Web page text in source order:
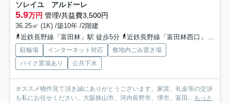
ソレイユ アルドーレ
5.9万円 管理/共益費3,500円
36.25㎡ (1K) /築10年 /2階建
近鉄長野線「富田林」駅 徒歩5分
近鉄長野線「富田林西口」駅 徒歩9分
駐輪場 インターネット対応
敷地内ごみ置き場
バイク置場あり
公共下水
オススメ物件見て頂き誠にありがとうございます。家賃、礼金等の交渉
も私にお任せください。大阪狭山市、河内長野市、堺市、富田... もっと